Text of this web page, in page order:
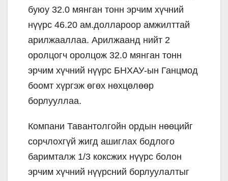
буюу 32.0 мянган тонн эрчим хүчний
нүүрс 46.20 ам.доллароор амжилттай
арилжааллаа. Арилжаанд нийт 2
оролцогч оролцож 32.0 мянган тонн
эрчим хүчний нүүрс БНХАУ-ын Ганцмод
боомт хүргэж өгөх нөхцөлөөр
борлууллаа.
Компани Тавантолгойн ордын нөөцийг
сорчлохгүй жигд ашиглах бодлого
баримталж 1/3 коксжих нүүрс болон
эрчим хүчний нүүрсний борлуулалтыг